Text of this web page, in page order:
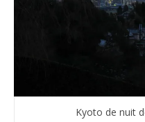
Kyoto de nuit